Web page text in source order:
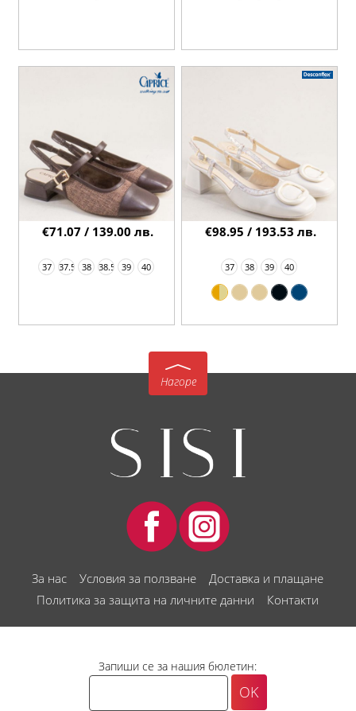
37 37.5 38 38.5 39 40
€71.07 / 139.00 лв.
37 38 39 40
€98.95 / 193.53 лв.
Нагоре
За нас Условия за ползване
Доставка и плащане
Политика за защита на личните данни
Контакти
Запиши се за нашия бюлетин: